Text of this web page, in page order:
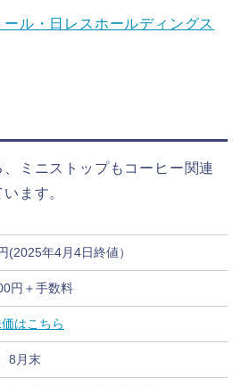
ル・日レスホールディングス
ミニストップもコーヒー関連
ます。
(2025年4月4日終値）
円＋手数料
はこちら
8月末